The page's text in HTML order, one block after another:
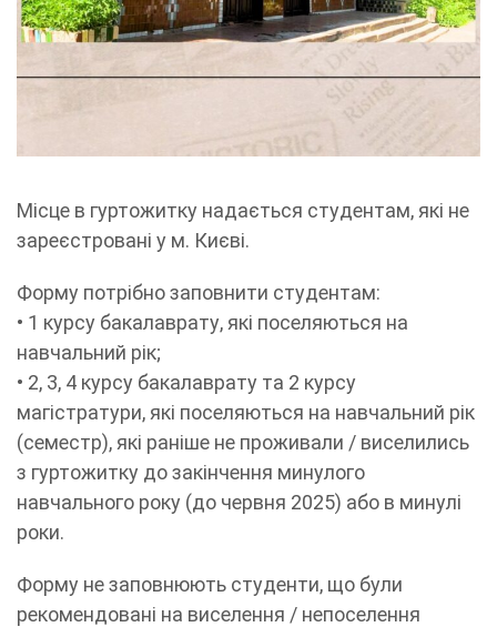
Місце в гуртожитку надається студентам, які не
зареєстровані у м. Києві.
Форму потрібно заповнити студентам:
• 1 курсу бакалаврату, які поселяються на
навчальний рік;
• 2, 3, 4 курсу бакалаврату та 2 курсу
магістратури, які поселяються на навчальний рік
(семестр), які раніше не проживали / виселились
з гуртожитку до закінчення минулого
навчального року (до червня 2025) або в минулі
роки.
Форму не заповнюють студенти, що були
рекомендовані на виселення / непоселення